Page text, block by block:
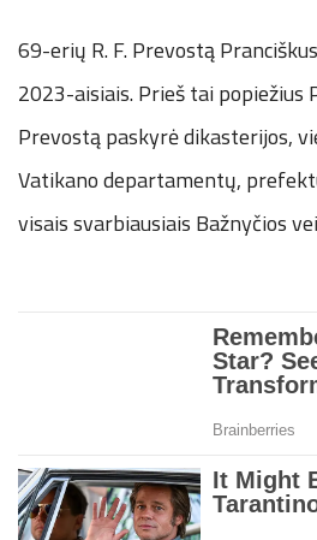
69-erių R. F. Prevostą
2023-aisiais. Prieš tai popiežius
Prevostą paskyrė dikasterijos,
Vatikano departamentų,
visais svarbiausiais Bažnyčios